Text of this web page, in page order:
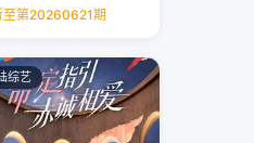
至第20260621期
综艺